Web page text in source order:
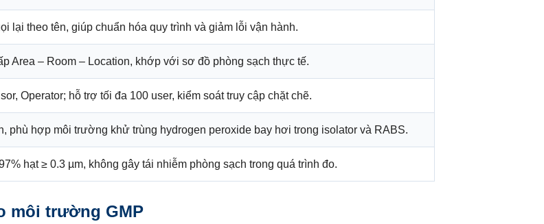
lại theo tên, giúp chuẩn hóa quy trình và giảm lỗi vận hành.
Area – Room – Location, khớp với sơ đồ phòng sạch thực tế.
Operator; hỗ trợ tối đa 100 user, kiểm soát truy cập chặt chẽ.
phù hợp môi trường khử trùng hydrogen peroxide bay hơi trong isolator và RABS.
hạt ≥ 0.3 µm, không gây tái nhiễm phòng sạch trong quá trình đo.
môi trường GMP